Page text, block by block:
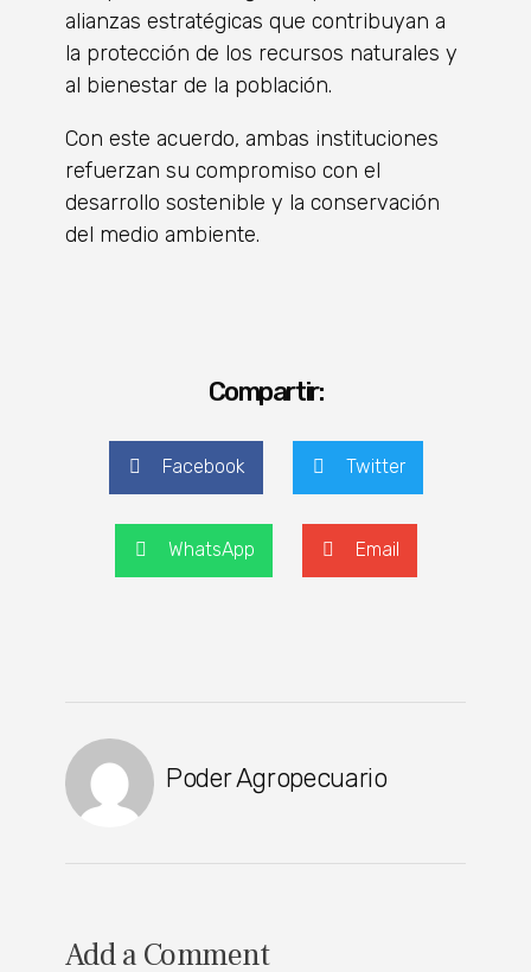
alianzas estratégicas que contribuyan a
la protección de los recursos naturales y
al bienestar de la población.
Con este acuerdo, ambas instituciones
refuerzan su compromiso con el
desarrollo sostenible y la conservación
del medio ambiente.
Compartir:
Facebook Twitter
WhatsApp Email
Poder Agropecuario
Add a Comment